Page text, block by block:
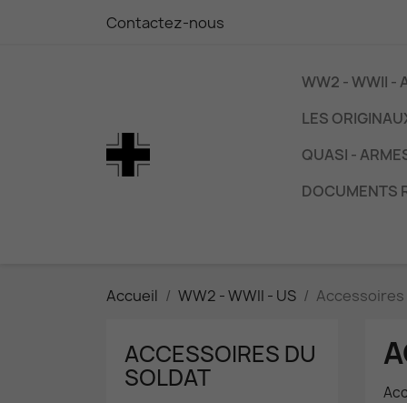
Contactez-nous
WW2 - WWII -
LES
QUASI -
DOCUMENTS
Accueil WW2 - WWII - US
ACCESSOIRES DU
SOLDAT